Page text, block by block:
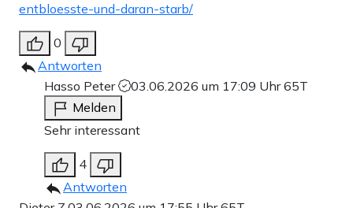
entbloesste-und-daran-starb/
0
Antworten
Hasso Peter
03.06.2026 um 17:09 Uhr65T
Melden
Sehr interessant
4
Antworten